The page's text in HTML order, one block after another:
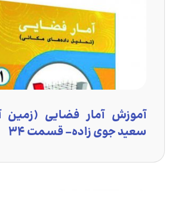
آموزش آمار فضایی (زمین
سعید جوی زاده- قسمت ۳۴